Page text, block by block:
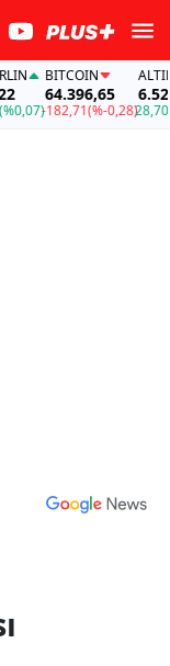
BITCOIN
64.396,65
-182,71(%-0,28)
ALTIN
28,70